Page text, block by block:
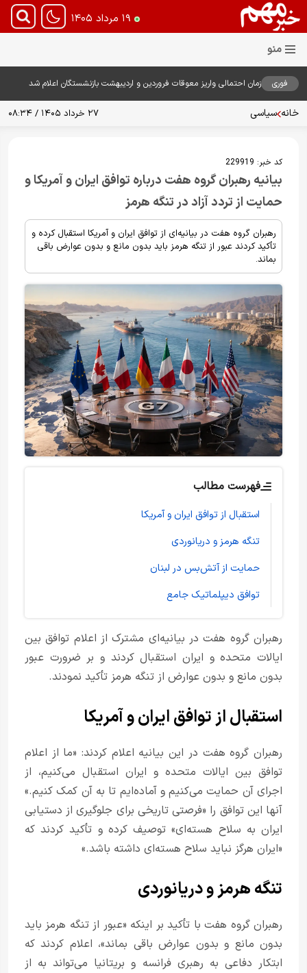
۱۹ مرداد ۱۴۰۵
فوری زمان احتمالی واریز معوقات فروردین و اردیبهشت بازنشستگان اعلام شد
خانه سیاسی ۲۷ خرداد ۱۴۰۵ / ۰۸:۳۴
کد خبر: 229919
بیانیه رهبران گروه هفت درباره توافق ایران و آمریکا و
حمایت از تردد آزاد در تنگه هرمز
رهبران گروه هفت در بیانیه‌ای از توافق ایران و آمریکا استقبال کرده و
تأکید کردند عبور از تنگه هرمز باید بدون مانع و بدون عوارض باقی
بماند.
فهرست مطالب
استقبال از توافق ایران و آمریکا
تنگه هرمز و دریانوردی
حمایت از آتش‌بس در لبنان
توافق دیپلماتیک جامع
رهبران گروه هفت در بیانیه‌ای مشترک از اعلام توافق بین
ایالات متحده و ایران استقبال کردند و بر ضرورت عبور
بدون مانع و بدون عوارض از تنگه هرمز تأکید نمودند.
استقبال از توافق ایران و آمریکا
رهبران گروه هفت در این بیانیه اعلام کردند: «ما از اعلام
توافق بین ایالات متحده و ایران استقبال می‌کنیم، از
اجرای آن حمایت می‌کنیم و آماده‌ایم تا به آن کمک کنیم.»
آنها این توافق را «فرصتی تاریخی برای جلوگیری از دستیابی
ایران به سلاح هسته‌ای» توصیف کرده و تأکید کردند که
«ایران هرگز نباید سلاح هسته‌ای داشته باشد.»
تنگه هرمز و دریانوردی
رهبران گروه هفت با تأکید بر اینکه «عبور از تنگه هرمز باید
بدون مانع و بدون عوارض باقی بماند»، اعلام کردند که
ابتکار دفاعی به رهبری فرانسه و بریتانیا می‌تواند به از